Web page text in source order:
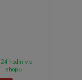
24 hodin v e-
shopu